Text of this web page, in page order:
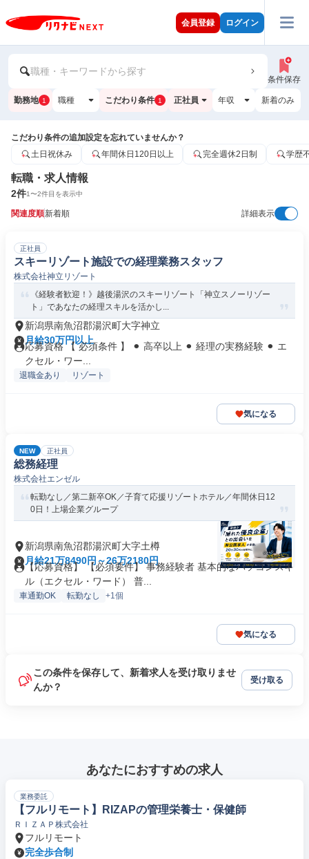
会員登録 ログイン
職種・キーワードから探す
条件保存
勤務地 1 職種 こだわり条件 1 正社員 年収 新着のみ
こだわり条件の追加設定を忘れていませんか？
土日祝休み
年間休日120日以上 完全週休2日制 学歴
転職・求人情報
2件1〜2件目を表示中
関連度順新着順 詳細表示
正社員
スキーリゾート施設での経理業務スタッフ
株式会社神立リゾート
《経験者歓迎！》越後湯沢のスキーリゾート「神立スノーリゾー
ト」であなたの経理スキルを活かし...
新潟県南魚沼郡湯沢町大字神立
月給30万円以上
応募資格 【 必須条件 】 ⚫︎ 高卒以上 ⚫︎ 経理の実務経験 ⚫︎ エ
クセル・ワー...
退職金あり リゾート
気になる
NEW 正社員
総務経理
株式会社エンゼル
転勤なし／第二新卒OK／子育て応援リゾートホテル／年間休日12
0日！上場企業グループ
新潟県南魚沼郡湯沢町大字土樽
月給21万8490円～26万2180円
【応募資格】 【必須要件】 事務経験者 基本的なパソコンスキ
ル（エクセル・ワード） 普...
車通勤OK 転勤なし +1個
気になる
この条件を保存して、新着求人を受け取りませ
んか？
受け取る
あなたにおすすめの求人
業務委託
【フルリモート】RIZAPの管理栄養士・保健師
ＲＩＺＡＰ株式会社
フルリモート
完全歩合制